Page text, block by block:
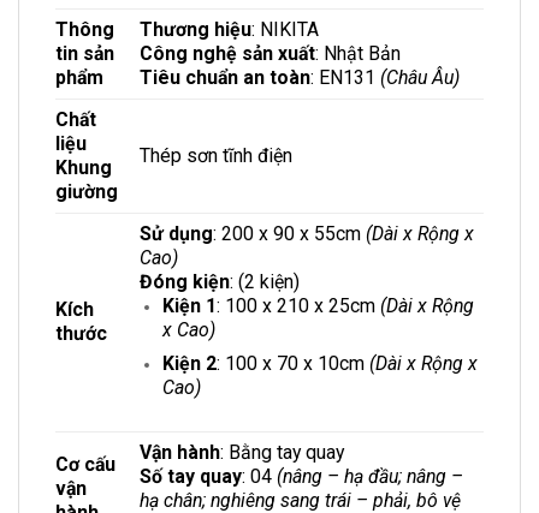
Thông
tin sản
phẩm
Thương hiệu: NIKITA
Công nghệ sản xuất: Nhật Bản
Tiêu chuẩn an toàn: EN131(Châu Âu)
Chất
liệu
Khung
giường
Thép sơn tĩnh điện
Kích
thước
Sử dụng: 200 x 90 x 55cm(Dài x Rộng x
Cao)
Đóng kiện: (2 kiện)
Kiện 1: 100 x 210 x 25cm (Dài x Rộng
x Cao)
Kiện 2: 100 x 70 x 10cm (Dài x Rộng x
Cao)
Cơ cấu
vận
Vận hành: Bằng tay quay
Số tay quay: 04(nâng – hạ đầu; nâng –
hạ chân; nghiêng sang trái – phải, bô vệ